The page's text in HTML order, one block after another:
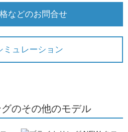
などのお問合せ
ミュレーション
のその他のモデル